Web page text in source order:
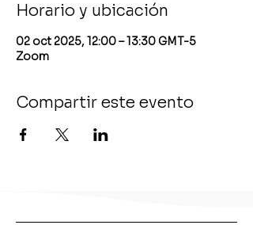
Horario y ubicación
02 oct 2025, 12:00 – 13:30 GMT-5
Zoom
Compartir este evento